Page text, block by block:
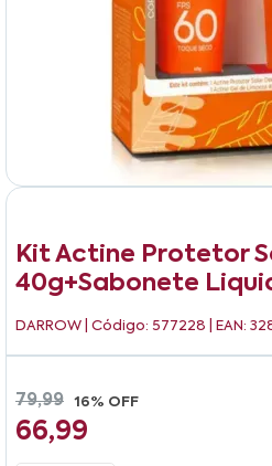
Kit Actine Protetor
40g+sabonete
DARROW | Código: 577228 | EAN:
79,99 16% OFF
66,99